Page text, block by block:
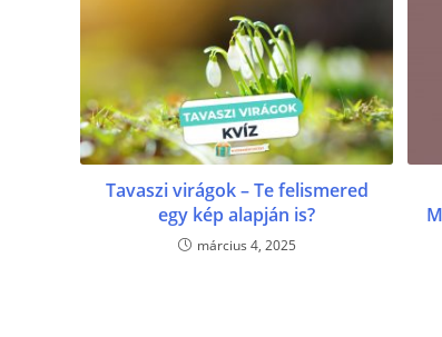
Tavaszi virágok – Te felismered
egy kép alapján is?
március 4, 2025